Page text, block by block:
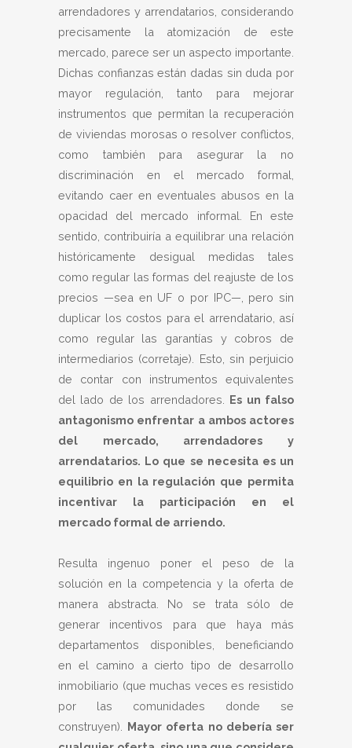
arrendadores y arrendatarios, considerando
precisamente la atomización de este
mercado, parece ser un aspecto importante.
Dichas confianzas están dadas sin duda por
mayor regulación, tanto para mejorar
instrumentos que permitan la recuperación
de viviendas morosas o resolver conflictos,
como también para asegurar la no
discriminación en el mercado formal,
evitando caer en eventuales abusos en la
opacidad del mercado informal. En este
sentido, contribuiría a equilibrar una relación
históricamente desigual medidas tales
como regular las formas del reajuste de los
precios —sea en UF o por IPC—, pero sin
duplicar los costos para el arrendatario, así
como regular las garantías y cobros de
intermediarios (corretaje). Esto, sin perjuicio
de contar con instrumentos equivalentes
del lado de los arrendadores. Es un falso
antagonismo enfrentar a ambos actores
del mercado, arrendadores y
arrendatarios. Lo que se necesita es un
equilibrio en la regulación que permita
incentivar la participación en el
mercado formal de arriendo.
Resulta ingenuo poner el peso de la
solución en la competencia y la oferta de
manera abstracta. No se trata sólo de
generar incentivos para que haya más
departamentos disponibles, beneficiando
en el camino a cierto tipo de desarrollo
inmobiliario (que muchas veces es resistido
por las comunidades donde se
construyen). Mayor oferta no debería ser